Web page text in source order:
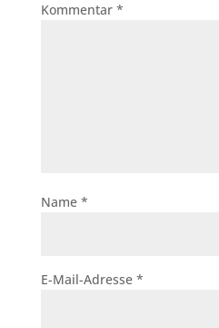
Kommentar *
Name *
E-Mail-Adresse *